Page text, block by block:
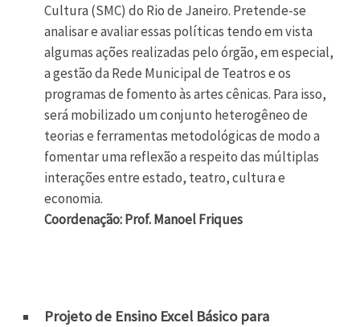
Cultura (SMC) do Rio de Janeiro. Pretende-se
analisar e avaliar essas políticas tendo em vista
algumas ações realizadas pelo órgão, em especial,
a gestão da Rede Municipal de Teatros e os
programas de fomento às artes cênicas. Para isso,
será mobilizado um conjunto heterogêneo de
teorias e ferramentas metodológicas de modo a
fomentar uma reflexão a respeito das múltiplas
interações entre estado, teatro, cultura e
economia.
Coordenação: Prof. Manoel Friques
Projeto de Ensino Excel Básico para